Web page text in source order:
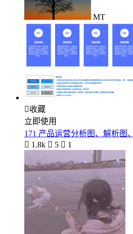
MT
收藏
立即使用
171 产品运营分析图、解析图
 1.8k  5  1